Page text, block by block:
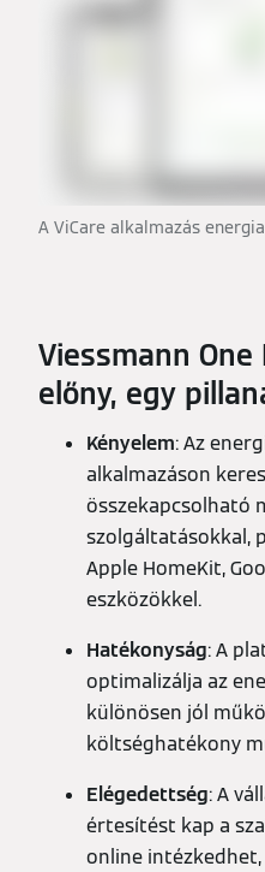
A ViCare alkalmazás
Viessmann One
előny, egy
Kényelem: Az
alkalmazáson
összekapcsolható
szolgáltatásokkal,
Apple HomeKit,
eszközökkel.
Hatékonyság: A
optimalizálja az
különösen jól
költséghatékony
Elégedettség: A
értesítést kap a
online